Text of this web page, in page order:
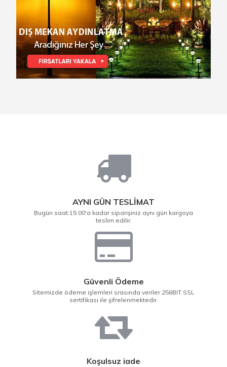
AYNI GÜN TESLİMAT
Bugün saat:15:00'a kadar siparişiniz aynı gün kargoya
teslim edilir.
Güvenli Ödeme
Sitemizde ödeme işlemleri srasında veriler 256BIT SSL
sertifikası ile şifrelenmektedir.
Koşulsuz iade